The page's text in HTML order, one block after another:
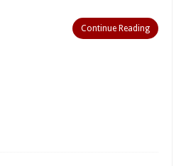
Continue Reading